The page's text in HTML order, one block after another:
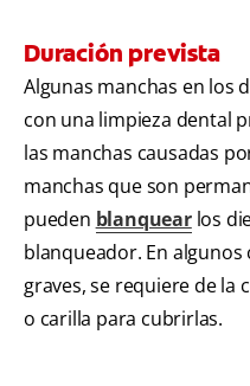
Duración prevista
Algunas manchas en los
con una limpieza dental
las manchas causadas
manchas que son
pueden blanquearlos
blanqueador. En algunos
graves, se requiere de la
o carilla para cubrirlas.